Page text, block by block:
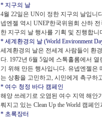
* 지구의 날
4월 22일은 UN이 정한 지구의 날입니
넵엔젤 역시 UNEP한국위원회 산하
한 지구의 날 행사를 기획 및 진행합니
* 세계환경의 날 (World Environment
세계환경의 날은 전세계 사람들이 환
다. 1972년 6월 5일에 스톡홀롬에서
기 위해 만든 행사입니다. 유넵엔젤은
는 상황을 고민하고, 시민에게 촉구하
* 여수 청정 바다 캠페인
해양 쓰레기로 오염된 여수 지역 해안
뤄지고 있는 Clean Up the World 캠페
* 초록장터